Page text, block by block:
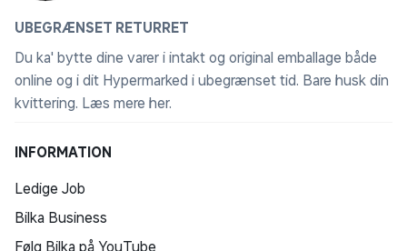
UBEGRÆNSET RETURRET
Du ka' bytte dine varer i intakt og original emballage både
online og i dit Hypermarked i ubegrænset tid. Bare husk din
kvittering. Læs mere her.
INFORMATION
Ledige Job
Bilka Business
Følg Bilka på YouTube